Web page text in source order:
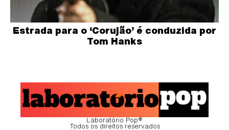
Estrada para o ‘Corujão’ é conduzida por
Tom Hanks
Laboratório Pop®
Todos os direitos reservados